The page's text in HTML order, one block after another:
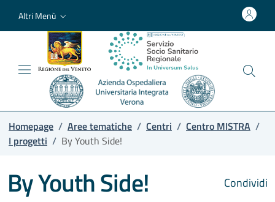
Altri Menù
Homepage / Aree tematiche / Centri / Centro MISTRA /
I progetti / By Youth Side!
Condividi
By Youth Side!